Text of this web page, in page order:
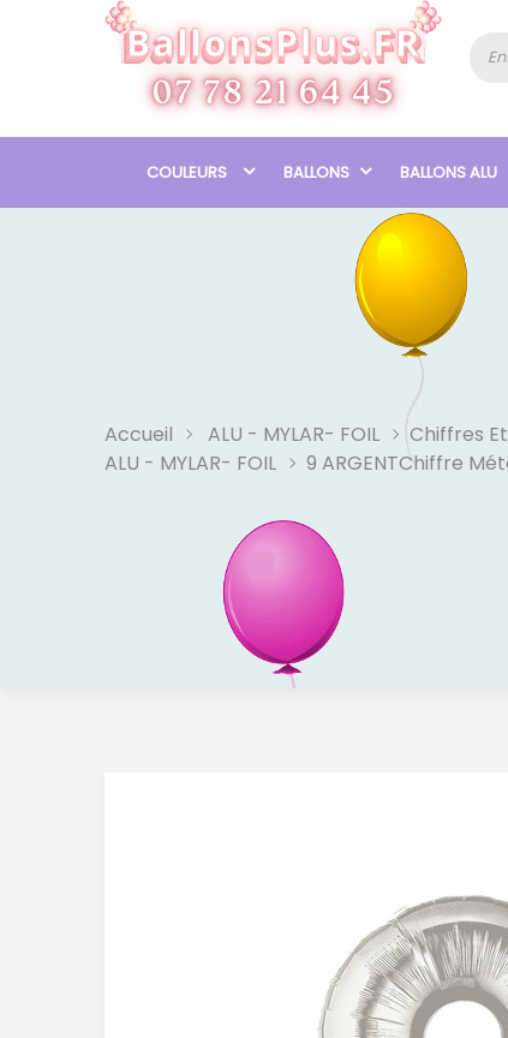
COULEURS BALLONS BALLONS ALU
Accueil ALU - MYLAR- FOIL Chiffres
ALU - MYLAR- FOIL
9 ARGENTChiffre